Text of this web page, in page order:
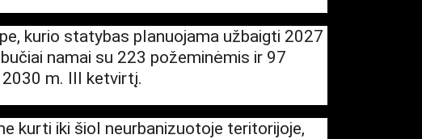
kurio statybas planuojama užbaigti 2027
namai su 223 požeminėmis ir 97
m. III ketvirtį.
kurti iki šiol neurbanizuotoje teritorijoje,